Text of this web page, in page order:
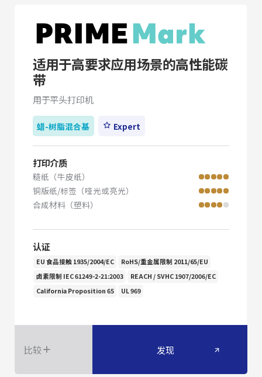
适用于高要求应用场景的高性能碳
带
用于平头打印机
蜡-树脂混合基 Expert
打印介质
糙纸（牛皮纸）
铜版纸/标签（哑光或亮光）
合成材料（塑料）
认证
EU 食品接触 1935/2004/EC
RoHS/重金属限制 2011/65/EU
卤素限制 IEC 61249-2-21:2003
REACH / SVHC 1907/2006/EC
California Proposition 65
UL 969
比较 发现